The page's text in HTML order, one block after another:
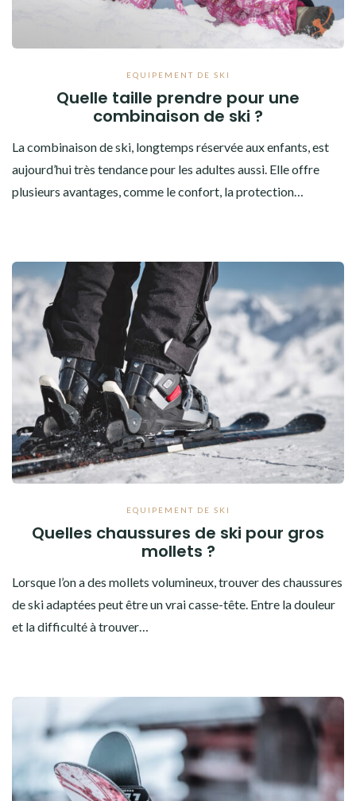
EQUIPEMENT DE SKI
Quelle taille prendre pour une
combinaison de ski ?
La combinaison de ski, longtemps réservée aux enfants, est
aujourd’hui très tendance pour les adultes aussi. Elle offre
plusieurs avantages, comme le confort, la protection…
EQUIPEMENT DE SKI
Quelles chaussures de ski pour gros
mollets ?
Lorsque l’on a des mollets volumineux, trouver des chaussures
de ski adaptées peut être un vrai casse-tête. Entre la douleur
et la difficulté à trouver…